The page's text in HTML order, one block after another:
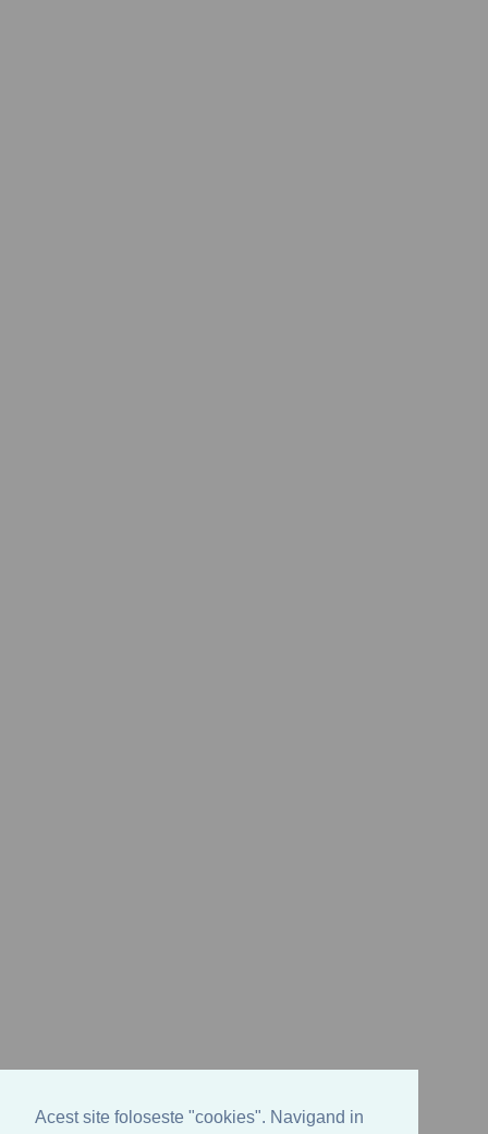
Acest site foloseste "cookies". Navigand in